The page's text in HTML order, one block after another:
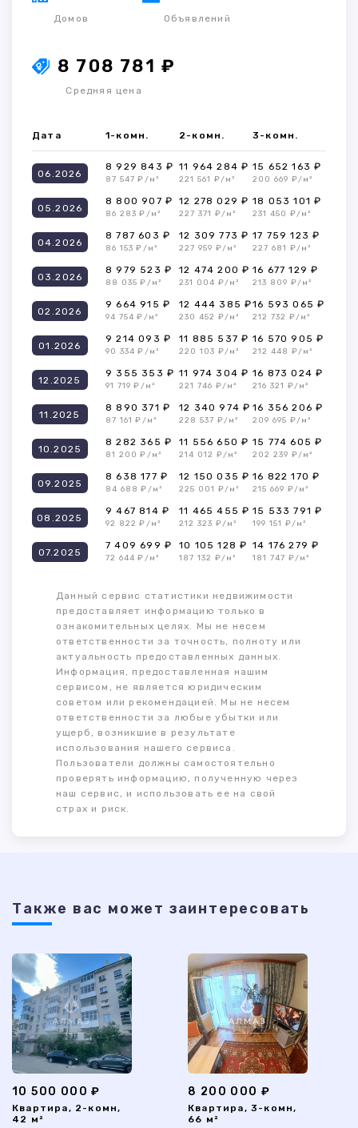
Домов Объявлений
8 708 781 ₽
Средняя цена
Дата 1-комн. 2-комн. 3-комн.
06.2026
8 929 843 ₽
87 547 ₽/м²
11 964 284 ₽
221 561 ₽/м²
15 652 163 ₽
200 669 ₽/м²
05.2026
8 800 907 ₽
86 283 ₽/м²
12 278 029 ₽
227 371 ₽/м²
18 053 101 ₽
231 450 ₽/м²
04.2026
8 787 603 ₽
86 153 ₽/м²
12 309 773 ₽
227 959 ₽/м²
17 759 123 ₽
227 681 ₽/м²
03.2026
8 979 523 ₽
88 035 ₽/м²
12 474 200 ₽
231 004 ₽/м²
16 677 129 ₽
213 809 ₽/м²
02.2026
9 664 915 ₽
94 754 ₽/м²
12 444 385 ₽
230 452 ₽/м²
16 593 065 ₽
212 732 ₽/м²
01.2026
9 214 093 ₽
90 334 ₽/м²
11 885 537 ₽
220 103 ₽/м²
16 570 905 ₽
212 448 ₽/м²
12.2025
9 355 353 ₽
91 719 ₽/м²
11 974 304 ₽
221 746 ₽/м²
16 873 024 ₽
216 321 ₽/м²
11.2025
8 890 371 ₽
87 161 ₽/м²
12 340 974 ₽
228 537 ₽/м²
16 356 206 ₽
209 695 ₽/м²
10.2025
8 282 365 ₽
81 200 ₽/м²
11 556 650 ₽
214 012 ₽/м²
15 774 605 ₽
202 239 ₽/м²
09.2025
8 638 177 ₽
84 688 ₽/м²
12 150 035 ₽
225 001 ₽/м²
16 822 170 ₽
215 669 ₽/м²
08.2025
9 467 814 ₽
92 822 ₽/м²
11 465 455 ₽
212 323 ₽/м²
15 533 791 ₽
199 151 ₽/м²
07.2025
7 409 699 ₽
72 644 ₽/м²
10 105 128 ₽
187 132 ₽/м²
14 176 279 ₽
181 747 ₽/м²
Данный сервис статистики недвижимости
предоставляет информацию только в
ознакомительных целях. Мы не несем
ответственности за точность, полноту или
актуальность предоставленных данных.
Информация, предоставленная нашим
сервисом, не является юридическим
советом или рекомендацией. Мы не несем
ответственности за любые убытки или
ущерб, возникшие в результате
использования нашего сервиса.
Пользователи должны самостоятельно
проверять информацию, полученную через
наш сервис, и использовать ее на свой
страх и риск.
Также ваc может заинтересовать
10 500 000 ₽
Квартира, 2-комн,
42 м²
8 200 000 ₽
Квартира, 3-комн,
66 м²